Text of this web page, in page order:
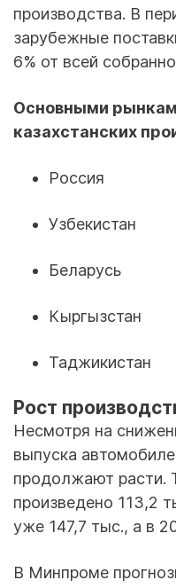
производства. В
зарубежные
6% от всей
Основными
казахстанских
Россия
Узбекистан
Беларусь
Кыргызстан
Таджикистан
Рост
Несмотря на
выпуска
продолжают расти.
произведено 113,2
уже 147,7 тыс., а в
В Минпроме